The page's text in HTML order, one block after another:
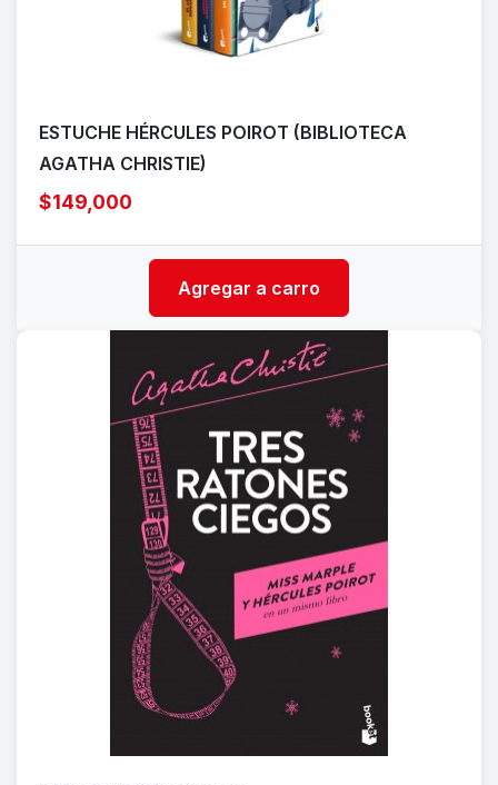
ESTUCHE HÉRCULES POIROT (BIBLIOTECA
AGATHA CHRISTIE)
$149,000
Agregar a carro